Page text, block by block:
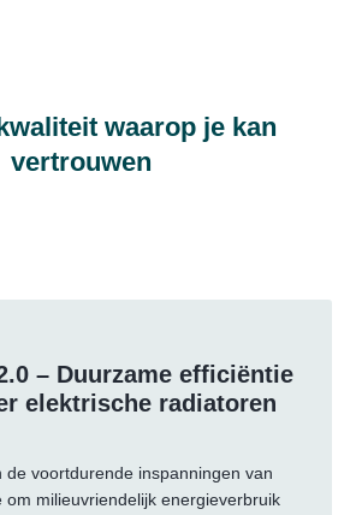
waarop je kan
vertrouwen
– Duurzame efficiëntie
elektrische radiatoren
de voortdurende inspanningen van
om milieuvriendelijk energieverbruik